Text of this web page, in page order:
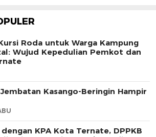
Roda untuk Warga Kampung
Wujud Kepedulian Pemkot dan
Kasango-Beringin Hampir
KPA Kota Ternate, DPPKB